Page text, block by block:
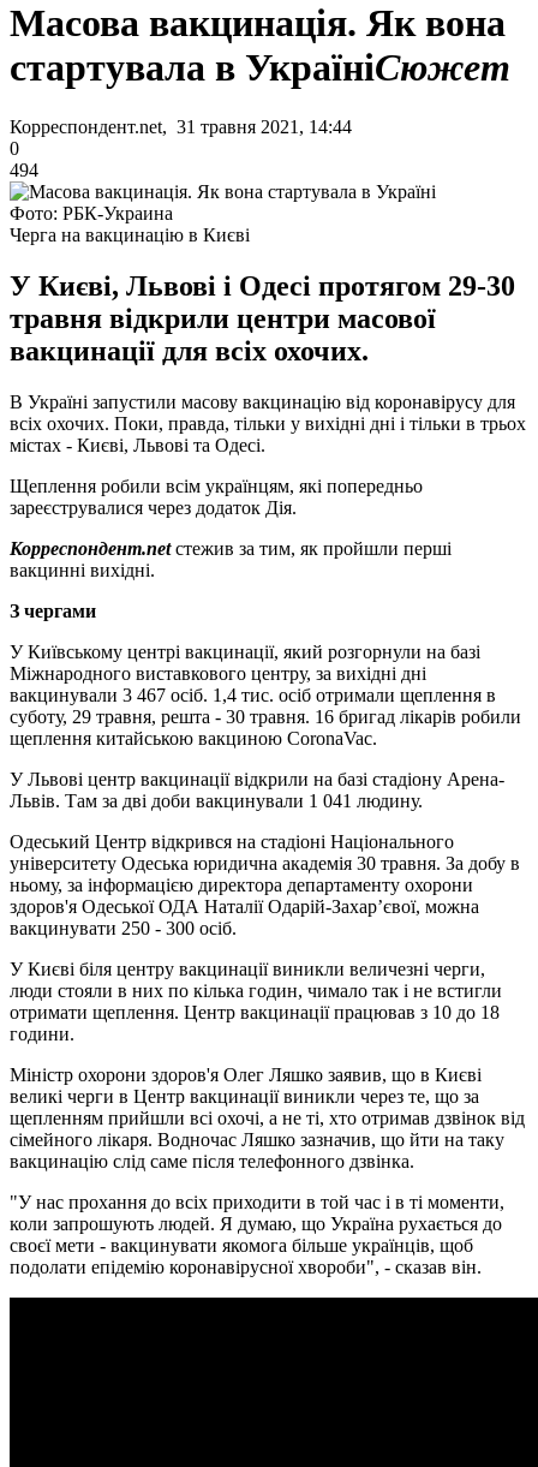
Масова вакцинація. Як вона
стартувала в УкраїніСюжет
Корреспондент.net, 31 травня 2021, 14:44
0
494
Фото: РБК-Украина
Черга на вакцинацію в Києві
У Києві, Львові і Одесі протягом 29-30
травня відкрили центри масової
вакцинації для всіх охочих.
В Україні запустили масову вакцинацію від коронавірусу для
всіх охочих. Поки, правда, тільки у вихідні дні і тільки в трьох
містах - Києві, Львові та Одесі.
Щеплення робили всім українцям, які попередньо
зареєструвалися через додаток Дія.
Корреспондент.netстежив за тим, як пройшли перші
вакцинні вихідні.
З чергами
У Київському центрі вакцинації, який розгорнули на базі
Міжнародного виставкового центру, за вихідні дні
вакцинували 3 467 осіб. 1,4 тис. осіб отримали щеплення в
суботу, 29 травня, решта - 30 травня. 16 бригад лікарів робили
щеплення китайською вакциною CoronaVac.
У Львові центр вакцинації відкрили на базі стадіону Арена-
Львів. Там за дві доби вакцинували 1 041 людину.
Одеський Центр відкрився на стадіоні Національного
університету Одеська юридична академія 30 травня. За добу в
ньому, за інформацією директора департаменту охорони
здоров'я Одеської ОДА Наталії Одарій-Захар’євої, можна
вакцинувати 250 - 300 осіб.
У Києві біля центру вакцинації виникли величезні черги,
люди стояли в них по кілька годин, чимало так і не встигли
отримати щеплення. Центр вакцинації працював з 10 до 18
години.
Міністр охорони здоров'я Олег Ляшко заявив, що в Києві
великі черги в Центр вакцинації виникли через те, що за
щепленням прийшли всі охочі, а не ті, хто отримав дзвінок від
сімейного лікаря. Водночас Ляшко зазначив, що йти на таку
вакцинацію слід саме після телефонного дзвінка.
"У нас прохання до всіх приходити в той час і в ті моменти,
коли запрошують людей. Я думаю, що Україна рухається до
своєї мети - вакцинувати якомога більше українців, щоб
подолати епідемію коронавірусної хвороби", - сказав він.